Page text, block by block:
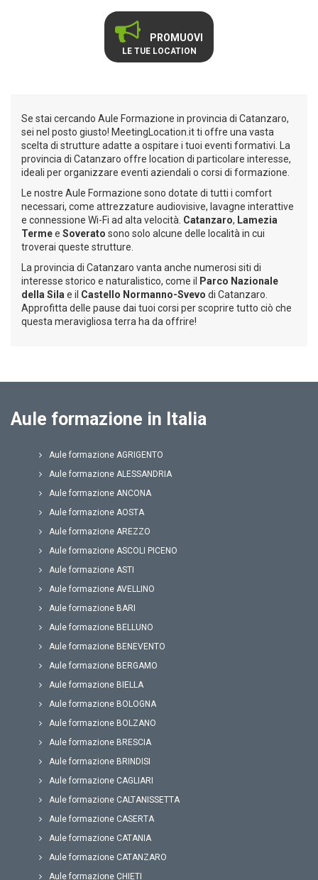
PROMUOVI
LE TUE LOCATION
Se stai cercando Aule Formazione in provincia di Catanzaro,
sei nel posto giusto! MeetingLocation.it ti offre una vasta
scelta di strutture adatte a ospitare i tuoi eventi formativi. La
provincia di Catanzaro offre location di particolare interesse,
ideali per organizzare eventi aziendali o corsi di formazione.
Le nostre Aule Formazione sono dotate di tutti i comfort
necessari, come attrezzature audiovisive, lavagne interattive
e connessione Wi-Fi ad alta velocità. Catanzaro, Lamezia
Termee Soverato sono solo alcune delle località in cui
troverai queste strutture.
La provincia di Catanzaro vanta anche numerosi siti di
interesse storico e naturalistico, come il
Parco Nazionale
della Sila e il Castello Normanno-Svevo di Catanzaro.
Approfitta delle pause dai tuoi corsi per scoprire tutto ciò che
questa meravigliosa terra ha da offrire!
Aule formazione in Italia
Aule formazione AGRIGENTO
Aule formazione ALESSANDRIA
Aule formazione ANCONA
Aule formazione AOSTA
Aule formazione AREZZO
Aule formazione ASCOLI PICENO
Aule formazione ASTI
Aule formazione AVELLINO
Aule formazione BARI
Aule formazione BELLUNO
Aule formazione BENEVENTO
Aule formazione BERGAMO
Aule formazione BIELLA
Aule formazione BOLOGNA
Aule formazione BOLZANO
Aule formazione BRESCIA
Aule formazione BRINDISI
Aule formazione CAGLIARI
Aule formazione CALTANISSETTA
Aule formazione CASERTA
Aule formazione CATANIA
Aule formazione CATANZARO
Aule formazione CHIETI